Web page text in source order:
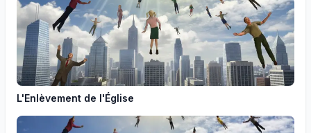
L'Enlèvement de l'Église